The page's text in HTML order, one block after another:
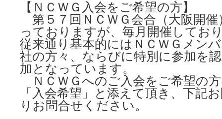
【ＮＣＷＧ入会をご希望の方】
第５７回ＮＣＷＧ会合（大阪開催
っておりますが、毎月開催してお
従来通り基本的にはＮＣＷＧメン
社の方々、ならびに特別に参加を
加となっています。
ＮＣＷＧへのご入会をご希望の
「入会希望」と添えて頂き、下記
りお問合せください。